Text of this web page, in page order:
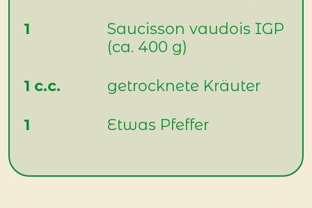
1
Saucisson vaudois IGP
(ca. 400 g)
1 c.c. getrocknete Kräuter
1 Etwas Pfeffer